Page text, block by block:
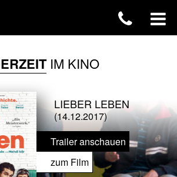
IM KINO
LIEBER LEBEN
(14.12.2017)
Trailer anschauen
zum Film